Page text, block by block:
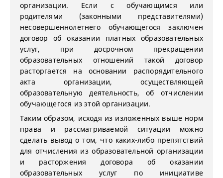
организации. Если с обучающимся или
родителями (законными представителями)
несовершеннолетнего обучающегося заключен
договор об оказании платных образовательных
услуг, при досрочном прекращении
образовательных отношений такой договор
расторгается на основании распорядительного
акта организации, осуществляющей
образовательную деятельность, об отчислении
обучающегося из этой организации.
Таким образом, исходя из изложенных выше норм
права и рассматриваемой ситуации можно
сделать вывод о том, что каких-либо препятствий
для отчисления из образовательной организации
и расторжения договора об оказании
образовательных услуг по инициативе